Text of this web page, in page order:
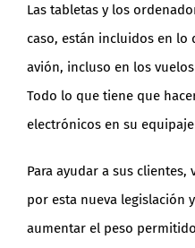
Las tabletas y los
caso, están incluidos en lo
avión, incluso en los
Todo lo que tiene que
electrónicos en su
Para ayudar a sus clientes,
por esta nueva legislación
aumentar el peso